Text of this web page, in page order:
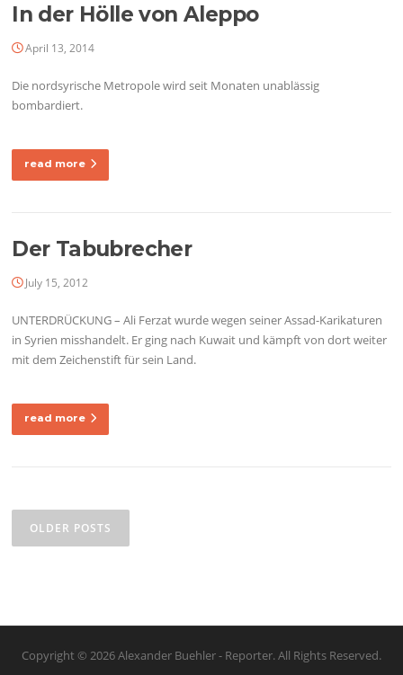
In der Hölle von Aleppo
April 13, 2014
Die nordsyrische Metropole wird seit Monaten unablässig
bombardiert.
read more
Der Tabubrecher
July 15, 2012
UNTERDRÜCKUNG – Ali Ferzat wurde wegen seiner Assad-Karikaturen
in Syrien misshandelt. Er ging nach Kuwait und kämpft von dort weiter
mit dem Zeichenstift für sein Land.
read more
navigation
OLDER POSTS
Copyright © 2026 Alexander Buehler - Reporter. All Rights Reserved.